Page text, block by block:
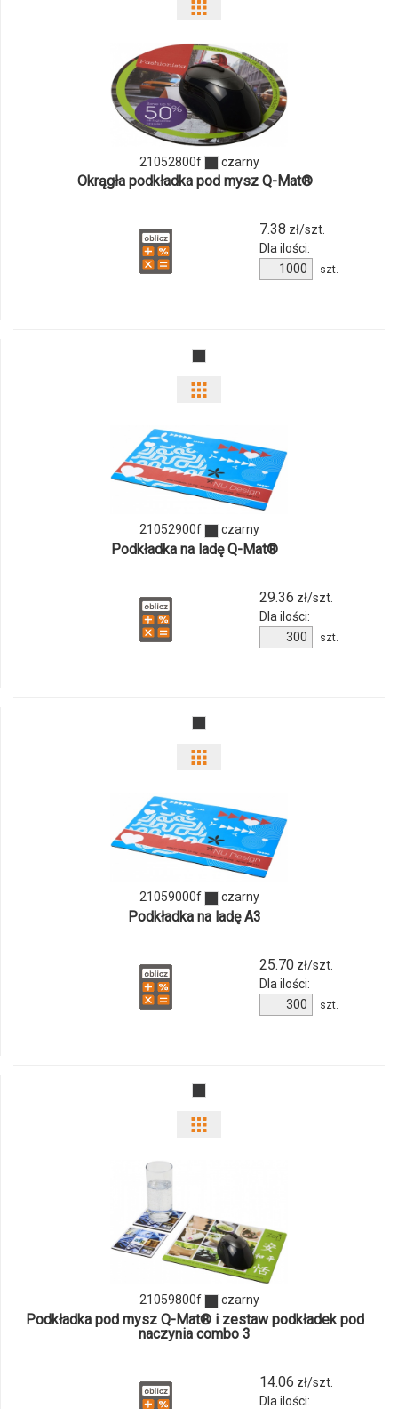
odmiany
i
produktu
21052800f
21052800f czarny
Okrągła podkładka pod mysz Q-Mat®
7.38 zł/szt.
Dla ilości:
Ilość
produktu
szt.
i
ilości
produktu
21052900f czarny
Podkładka na ladę Q-Mat®
29.36 zł/szt.
Dla ilości:
produktu
szt.
i
ilości
produktu
21059000f czarny
Podkładka na ladę A3
25.70zł/szt.
Dla ilości:
produktu
szt.
ilości
produktu
21059800f
21059800f czarny
Podkładka pod mysz Q-Mat® i zestaw podkładek pod
naczynia combo 3
14.06 zł/szt.
Dla ilości: